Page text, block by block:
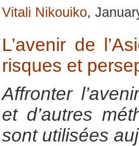
Vitali Nikouiko,
L’avenir de
risques et
Affronter
et d’autres
sont utilisées